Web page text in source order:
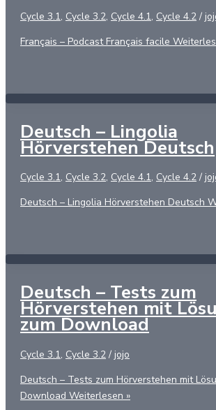
Cycle 3.1, Cycle 3.2, Cycle 4.1, Cycle 4.2 /
Français – Podcast Français facile
Deutsch – Lingolia
Hörverstehen Deutsch
Cycle 3.1, Cycle 3.2, Cycle 4.1, Cycle 4.2 /
Deutsch – Lingolia Hörverstehen Deutsch
Deutsch – Tests zum
Hörverstehen mit
zum Download
Cycle 3.1, Cycle 3.2 / jojo
Deutsch – Tests zum Hörverstehen mit
Download Weiterlesen »